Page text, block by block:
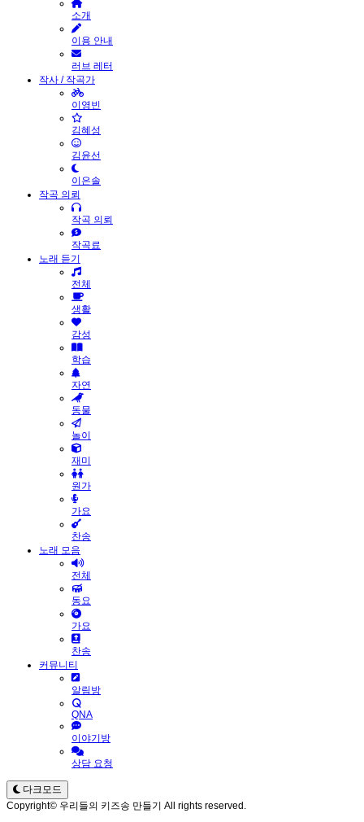
소개
이용 안내
러브 레터
작사 / 작곡가
이영빈
김혜성
김윤선
이은솔
작곡 의뢰
작곡 의뢰
작곡료
노래 듣기
전체
생활
감성
학습
자연
동물
놀이
재미
원가
가요
찬송
노래 모음
전체
동요
가요
찬송
커뮤니티
알림방
QNA
이야기방
상담 요청
다크모드
Copyright© 우리들의 키즈송 만들기 All rights reserved.